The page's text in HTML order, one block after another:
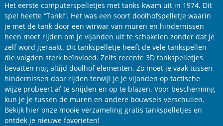
Het eerste computerspelletjes met tanks kwam uit in 1974. Dit
spel heette “Tank!”. Het was een soort doolhofspelletje waarin
je met de tank door een wirwar van muren en hindernissen
heen moet rijden om je vijanden uit te schakelen zonder dat je
zelf word geraakt. Dit tankspelletje heeft de vele tankspellen
die volgden sterk beïnvloed. Zelfs recente 3D tankspelletjes
bevatten nog altijd doolhof elementen. Zo moet je vaak tussen
hindernissen door rijden terwijl je je vijanden op tactische
wijze probeert af te snijden en op te blazen. Voor bescherming
kun je je tussen de muren en andere bouwsels verschuilen.
Bekijk hier onze mooie verzameling gratis tankspelletjes en
ontdek je nieuwe favorieten!